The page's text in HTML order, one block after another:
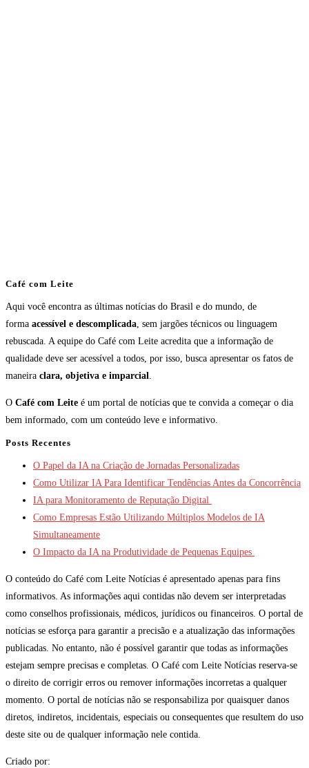
Café com Leite
Aqui você encontra as últimas notícias do Brasil e do mundo, de
forma acessível e descomplicada, sem jargões técnicos ou linguagem
rebuscada. A equipe do Café com Leite acredita que a informação de
qualidade deve ser acessível a todos, por isso, busca apresentar os fatos de
maneira clara, objetiva e imparcial.
O Café com Leite é um portal de notícias que te convida a começar o dia
bem informado, com um conteúdo leve e informativo.
Posts Recentes
O Papel da IA na Criação de Jornadas Personalizadas
Como Utilizar IA Para Identificar Tendências Antes da Concorrência
IA para Monitoramento de Reputação Digital
Como Empresas Estão Utilizando Múltiplos Modelos de IA
Simultaneamente
O Impacto da IA na Produtividade de Pequenas Equipes
O conteúdo do Café com Leite Notícias é apresentado apenas para fins
informativos. As informações aqui contidas não devem ser interpretadas
como conselhos profissionais, médicos, jurídicos ou financeiros. O portal de
notícias se esforça para garantir a precisão e a atualização das informações
publicadas. No entanto, não é possível garantir que todas as informações
estejam sempre precisas e completas. O Café com Leite Notícias reserva-se
o direito de corrigir erros ou remover informações incorretas a qualquer
momento. O portal de notícias não se responsabiliza por quaisquer danos
diretos, indiretos, incidentais, especiais ou consequentes que resultem do uso
deste site ou de qualquer informação nele contida.
Criado por: